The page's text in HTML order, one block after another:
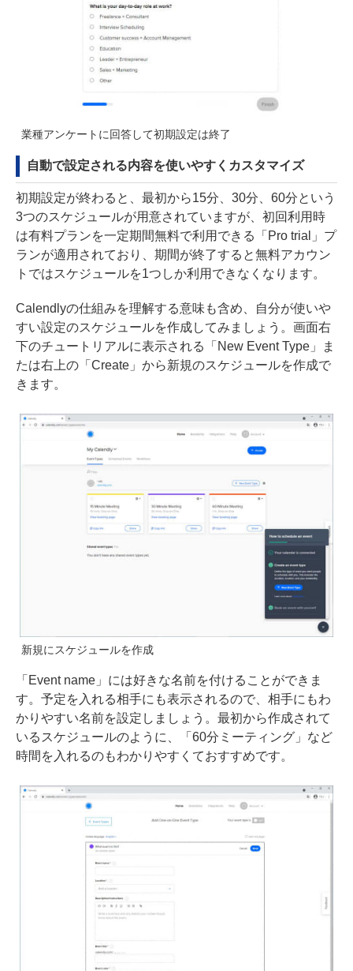
業種アンケートに回答して初期設定は終了
自動で設定される内容を使いやすくカスタマイズ
初期設定が終わると、最初から15分、30分、60分という
3つのスケジュールが用意されていますが、初回利用時
は有料プランを一定期間無料で利用できる「Pro trial」プ
ランが適用されており、期間が終了すると無料アカウン
トではスケジュールを1つしか利用できなくなります。
Calendlyの仕組みを理解する意味も含め、自分が使いや
すい設定のスケジュールを作成してみましょう。画面右
下のチュートリアルに表示される「New Event Type」ま
たは右上の「Create」から新規のスケジュールを作成で
きます。
新規にスケジュールを作成
「Event name」には好きな名前を付けることができま
す。予定を入れる相手にも表示されるので、相手にもわ
かりやすい名前を設定しましょう。最初から作成されて
いるスケジュールのように、「60分ミーティング」など
時間を入れるのもわかりやすくておすすめです。